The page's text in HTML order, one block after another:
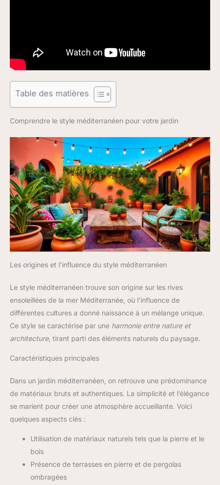
Table des matières
Comprendre le style méditerranéen pour votre jardin
Les origines et l’influence du style méditerranéen
Le style méditerranéen trouve son origine sur les rives
ensoleillées de la mer Méditerranée, où l’influence de
différentes cultures a donné naissance à un mélange unique.
Ce style se caractérise par une harmonie entre nature et
architecture, tirant parti des éléments naturels du paysage.
Caractéristiques principales
Dans un jardin méditerranéen, on retrouve une prédominance
de matériaux bruts et authentiques. La simplicité et l’élégance
se marient pour créer une atmosphère accueillante. Voici
quelques aspects clés :
Utilisation de matériaux naturels tels que la pierre et le
bois
Présence de terrasses en pierre et de pergolas
ombragées